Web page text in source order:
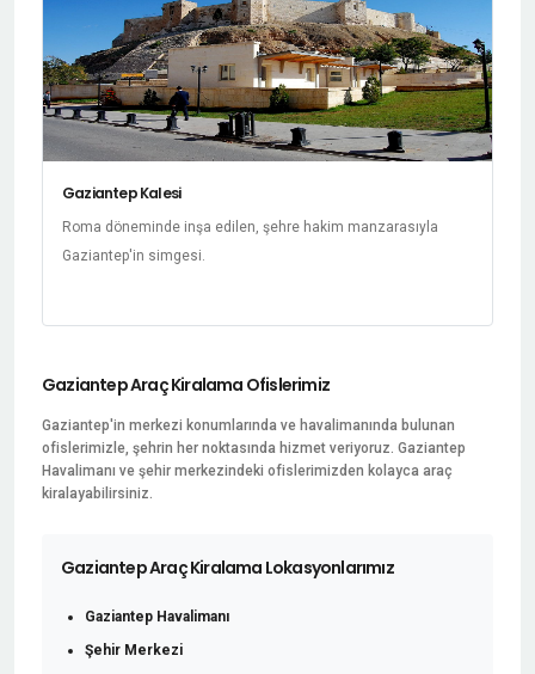
Gaziantep Kalesi
Roma döneminde inşa edilen, şehre hakim manzarasıyla
Gaziantep'in simgesi.
Gaziantep Araç Kiralama Ofislerimiz
Gaziantep'in merkezi konumlarında ve havalimanında bulunan
ofislerimizle, şehrin her noktasında hizmet veriyoruz. Gaziantep
Havalimanı ve şehir merkezindeki ofislerimizden kolayca araç
kiralayabilirsiniz.
Gaziantep Araç Kiralama Lokasyonlarımız
Gaziantep Havalimanı
Şehir Merkezi